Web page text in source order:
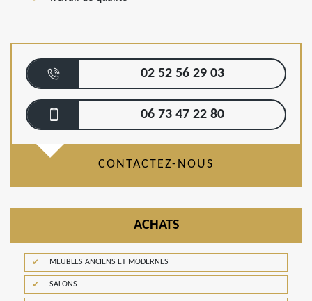
02 52 56 29 03
06 73 47 22 80
CONTACTEZ-NOUS
ACHATS
MEUBLES ANCIENS ET MODERNES
SALONS